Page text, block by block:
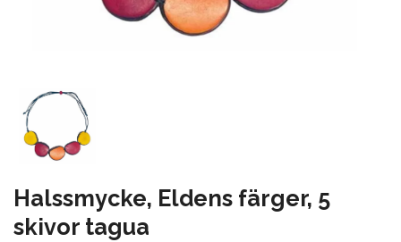
Halssmycke, Eldens färger, 5
skivor tagua